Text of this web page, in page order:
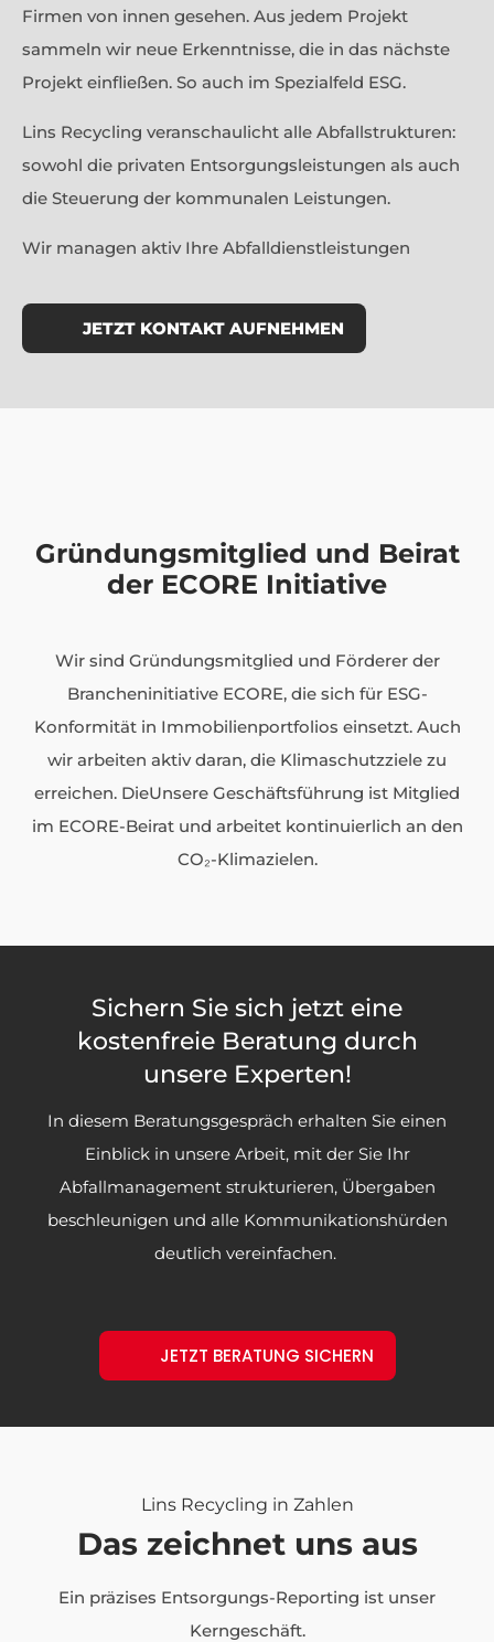
Firmen von innen gesehen. Aus jedem Projekt
sammeln wir neue Erkenntnisse, die in das nächste
Projekt einfließen. So auch im Spezialfeld ESG.
Lins Recycling veranschaulicht alle Abfallstrukturen:
sowohl die privaten Entsorgungsleistungen als auch
die Steuerung der kommunalen Leistungen.
Wir managen aktiv Ihre Abfalldienstleistungen
JETZT KONTAKT AUFNEHMEN
Gründungsmitglied und Beirat
der ECORE Initiative
Wir sind Gründungsmitglied und Förderer der
Brancheninitiative ECORE, die sich für ESG-
Konformität in Immobilienportfolios einsetzt. Auch
wir arbeiten aktiv daran, die Klimaschutzziele zu
erreichen. DieUnsere Geschäftsführung ist Mitglied
im ECORE-Beirat und arbeitet kontinuierlich an den
CO₂-Klimazielen.
Sichern Sie sich jetzt eine
kostenfreie Beratung durch
unsere Experten!
In diesem Beratungsgespräch erhalten Sie einen
Einblick in unsere Arbeit, mit der Sie Ihr
Abfallmanagement strukturieren, Übergaben
beschleunigen und alle Kommunikationshürden
deutlich vereinfachen.
JETZT BERATUNG SICHERN
Lins Recycling in Zahlen
Das zeichnet uns aus
Ein präzises Entsorgungs-Reporting ist unser
Kerngeschäft.